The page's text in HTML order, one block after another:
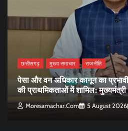
छत्तीसगढ़ मुख्य समाचार राजनीति
पेसा और वन अधिकार कानून का
की प्राथमिकताओं में शामिल:
Moresamachar.com 5 August 2026